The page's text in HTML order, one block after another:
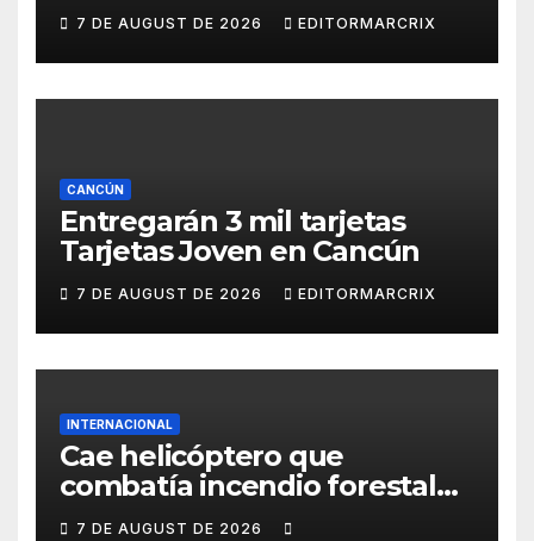
7 DE AUGUST DE 2026 EDITORMARCRIX
CANCÚN
Entregarán 3 mil tarjetas
Tarjetas Joven en Cancún
7 DE AUGUST DE 2026 EDITORMARCRIX
INTERNACIONAL
Cae helicóptero que
combatía incendio forestal
en Utah
7 DE AUGUST DE 2026